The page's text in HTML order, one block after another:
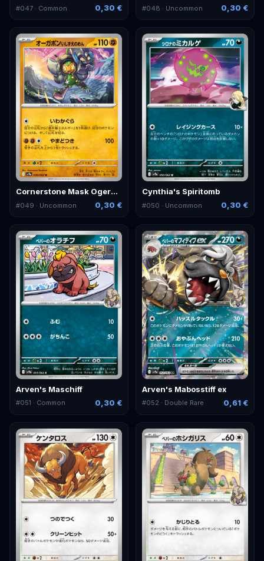
#047 · Common 0,30 € #048 · Uncommon 0,30 €
Cornerstone Mask Ogerpon
#049 · Uncommon 0,30 €
Cynthia's Spiritomb
#050 · Uncommon 0,30 €
Arven's Maschiff
#051 · Common 0,30 €
Arven's Mabosstiff ex
#052 · Double Rare 0,61 €